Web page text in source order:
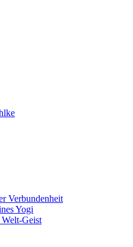
Verbundenheit
Yogi
Geist